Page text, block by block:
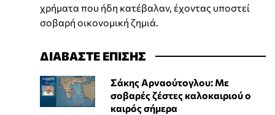
χρήματα που ήδη κατέβαλαν, έχοντας υποστεί
σοβαρή οικονομική ζημιά.
ΔΙΑΒΑΣΤΕ ΕΠΙΣΗΣ
Σάκης Αρναούτογλου: Με
σοβαρές ζέστες καλοκαιριού ο
καιρός σήμερα